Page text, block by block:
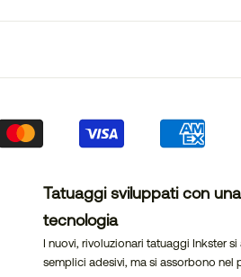
Tatuaggi sviluppati con
tecnologia
I nuovi, rivoluzionari tatuaggi Inkster
semplici adesivi, ma si assorbono nel